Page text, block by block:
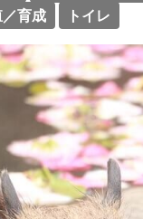
育成 トイレ